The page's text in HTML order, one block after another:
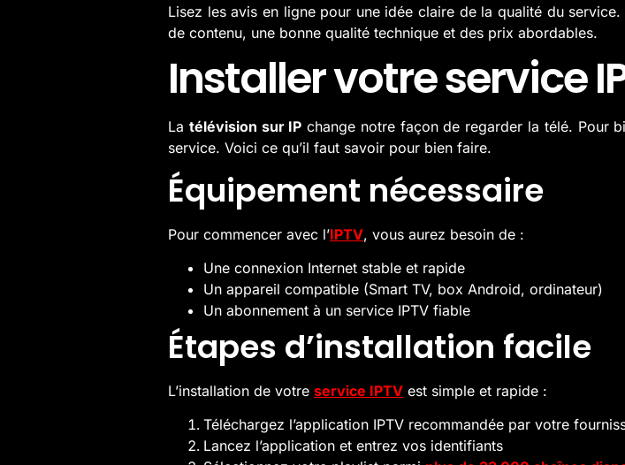
Lisez les avis en ligne pour une idée claire de la qualité du
de contenu, une bonne qualité technique et des prix abordables.
Installer votre service
La télévision sur IP change notre façon de regarder la télé. Pour
service. Voici ce qu’il faut savoir pour bien faire.
Équipement nécessaire
Pour commencer avec l’IPTV, vous aurez besoin de :
Une connexion Internet stable et rapide
Un appareil compatible (Smart TV, box Android, ordinateur)
Un abonnement à un service IPTV fiable
Étapes d’installation facile
L’installation de votre service IPTV est simple et rapide :
Téléchargez l’application IPTV recommandée par votre
Lancez l’application et entrez vos identifiants